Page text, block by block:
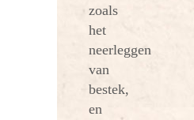
zoals
het
neerleggen
van
bestek,
en